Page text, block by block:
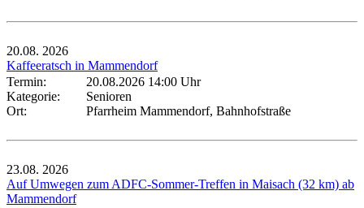
20.08. 2026
Kaffeeratsch in Mammendorf
Termin:
20.08.2026 14:00 Uhr
Kategorie:
Senioren
Ort:
Pfarrheim Mammendorf, Bahnhofstraße
23.08. 2026
Auf Umwegen zum ADFC-Sommer-Treffen in Maisach (32 km) ab
Mammendorf